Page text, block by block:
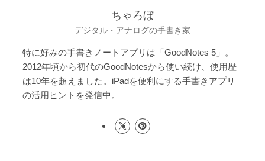
ちゃろぼ
デジタル・アナログの手書き家
特に好みの手書きノートアプリは「GoodNotes 5」。
2012年頃から初代のGoodNotesから使い続け、使用歴
は10年を超えました。iPadを便利にする手書きアプリ
の活用ヒントを発信中。